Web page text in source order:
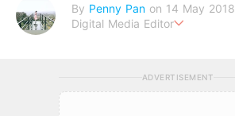
By Penny Pan on 14 May 2018
Digital Media Editor
ADVERTISEMENT